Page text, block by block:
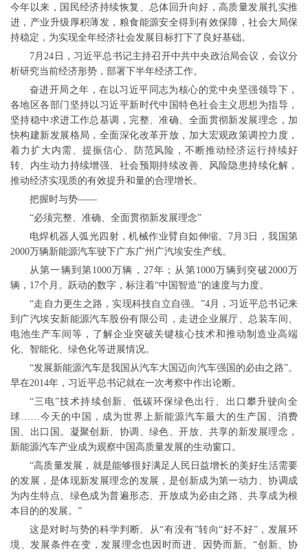
今年以来，国民经济持续恢复、总体回升向好，高质量发展扎实推
进，产业升级厚积薄发，粮食能源安全得到有效保障，社会大局保
持稳定，为实现全年经济社会发展目标打下了良好基础。
7月24日，习近平总书记主持召开中共中央政治局会议，会议分
析研究当前经济形势，部署下半年经济工作。
奋进开局之年，在以习近平同志为核心的党中央坚强领导下，
各地区各部门坚持以习近平新时代中国特色社会主义思想为指导，
坚持稳中求进工作总基调，完整、准确、全面贯彻新发展理念，加
快构建新发展格局，全面深化改革开放，加大宏观政策调控力度，
着力扩大内需、提振信心、防范风险，不断推动经济运行持续好
转、内生动力持续增强、社会预期持续改善、风险隐患持续化解，
推动经济实现质的有效提升和量的合理增长。
把握时与势——
“必须完整、准确、全面贯彻新发展理念”
电焊机器人弧光四射，机械作业臂自如伸缩。7月3日，我国第
2000万辆新能源汽车驶下广东广州广汽埃安生产线。
从第一辆到第1000万辆，27年；从第1000万辆到突破2000万
辆，17个月。跃动的数字，标注着“中国智造”的速度与力度。
“走自力更生之路，实现科技自立自强。”4月，习近平总书记来
到广汽埃安新能源汽车股份有限公司，走进企业展厅、总装车间、
电池生产车间等，了解企业突破关键核心技术和推动制造业高端
化、智能化、绿色化等进展情况。
“发展新能源汽车是我国从汽车大国迈向汽车强国的必由之路”。
早在2014年，习近平总书记就在一次考察中作出论断。
“三电”技术持续创新、低碳环保绿色出行、出口攀升驶向全
球……今天的中国，成为世界上新能源汽车最大的生产国、消费
国、出口国。凝聚创新、协调、绿色、开放、共享的新发展理念，
新能源汽车产业成为观察中国高质量发展的生动窗口。
“高质量发展，就是能够很好满足人民日益增长的美好生活需要
的发展，是体现新发展理念的发展，是创新成为第一动力、协调成
为内生特点、绿色成为普遍形态、开放成为必由之路、共享成为根
本目的的发展。”
这是对时与势的科学判断。从“有没有”转向“好不好”，发展环
境、发展条件在变，发展理念也因时而进、因势而新。“创新、协